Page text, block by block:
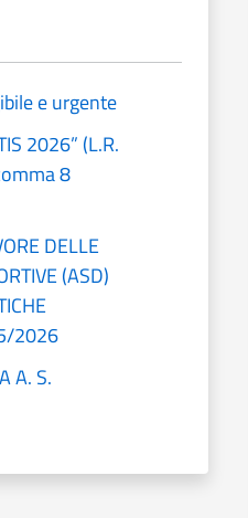
e urgente
2026” (L.R.
8
DELLE
(ASD)
2026
A. S.